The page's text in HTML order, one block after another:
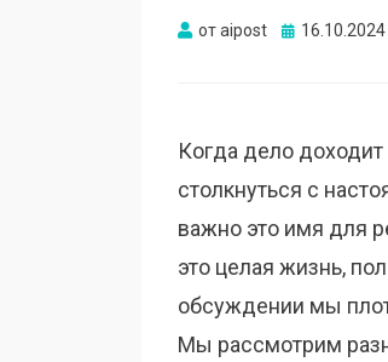
отaipost Опубликовано
16.10.2024
Когда дело
столкнуться с
важно это имя для
это целая жизнь,
обсуждении мы
Мы рассмотрим